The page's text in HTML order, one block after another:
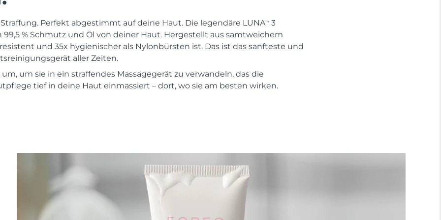
Perfekt abgestimmt auf deine Haut. Die legendäre LUNATM
3
% Schmutz und Öl von deiner Haut. Hergestellt aus samtweichem
und 35x hygienischer als Nylonbürsten ist. Das ist das sanfteste und
aller Zeiten.
um sie in ein straffendes Massagegerät zu verwandeln, das die
tief in deine Haut einmassiert – dort, wo sie am besten wirken.